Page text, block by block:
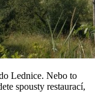
Lednice. Nebo to
spousty restaurací,